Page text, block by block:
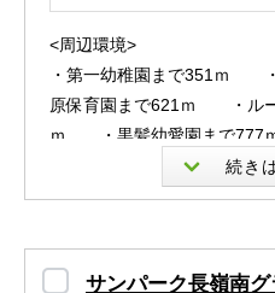
だけます(=^・^=)
オートロックやモニター付
ど、安心のセキュリティ設備
さらに宅配BOXやエレベータ
日をしっかりとサポートして
心の立地。お子様の通学も安
<周辺環境>
・第一幼稚園まで351ｍ
原保育園まで621ｍ ・ル
ｍ ・黒髪幼愛園まで777
保育園まで872ｍ ・熊本
・熊本市立桜山中学校ま
ｍ ・熊本県立済々黌高
ーテル学院大学まで614
サンパーク長嶺南